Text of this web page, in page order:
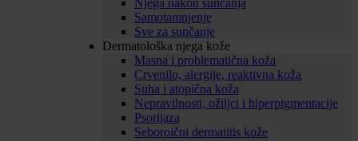
Njega nakon sunčanja
Samotamnjenje
Sve za sunčanje
Dermatološka njega kože
Masna i problematična koža
Crvenilo, alergije, reaktivna koža
Suha i atopična koža
Nepravilnosti, ožiljci i hiperpigmentacije
Psorijaza
Seboroični dermatitis kože